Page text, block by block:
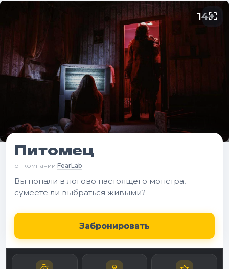
14+
Питомец
от компании FearLab
Вы попали в логово настоящего монстра,
сумеете ли выбраться живыми?
Забронировать